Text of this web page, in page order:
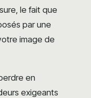
le fait que
par une
image de
en
exigeants